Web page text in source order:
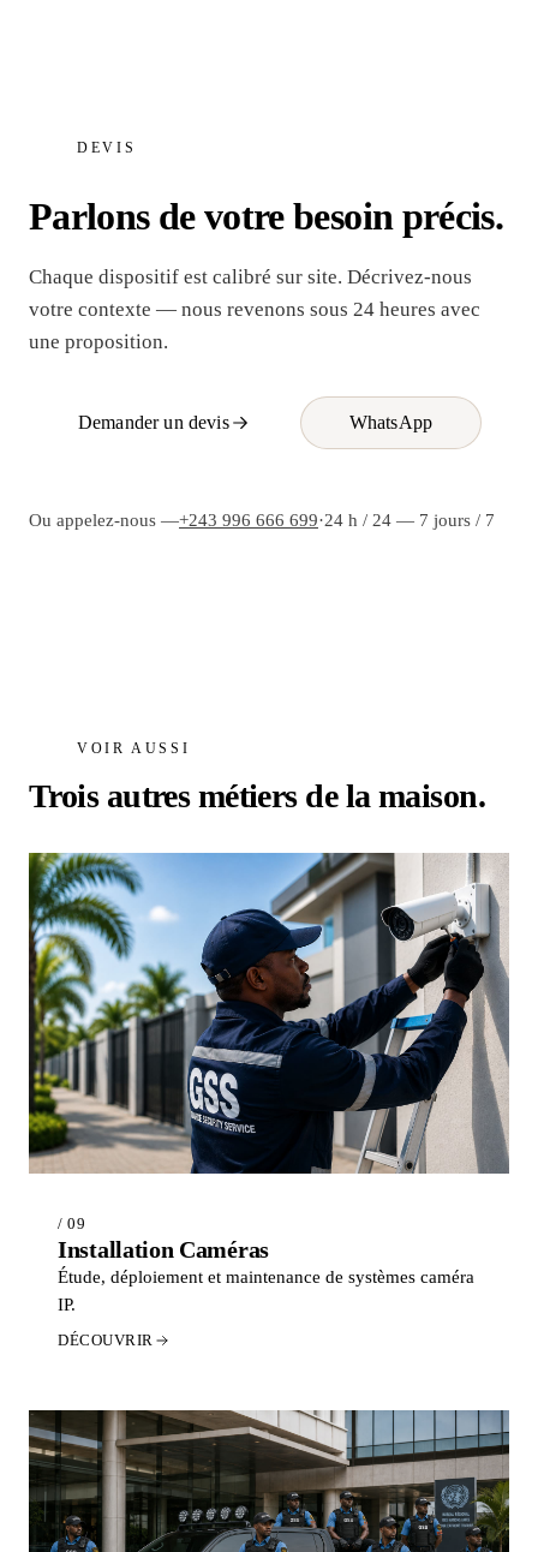
DEVIS
Parlons de votre besoin précis.
Chaque dispositif est calibré sur site. Décrivez-nous
votre contexte — nous revenons sous 24 heures avec
une proposition.
Demander un devis WhatsApp
Ou appelez-nous —+243 996 666 699·24 h / 24 — 7 jours / 7
VOIR AUSSI
Trois autres métiers de la maison.
/ 09
Installation Caméras
Étude, déploiement et maintenance de systèmes caméra
IP.
DÉCOUVRIR